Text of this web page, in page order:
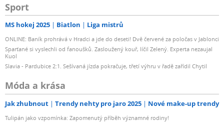
Sport
MS hokej 2025 Biatlon Liga mistrů
ONLINE: Baník prohrává v Hradci a jde do deseti! Dvě červené za poločas v Jablonci
Sparťané si vyslechli od fanoušků. Zasloužený kouř, líčil Zelený. Experta nezaujal
Kuol
Slavia - Pardubice 2:1. Sešívaná jízda pokračuje, třetí výhru v řadě zařídil Chytil
Móda a krása
Jak zhubnout Trendy nehty pro jaro 2025 Nové make-up trendy
Tulipán jako vzpomínka: Zapomenutý příběh významné rodiny!